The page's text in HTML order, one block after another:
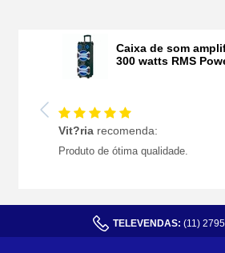
Caixa de som
300 watts RMS
Vit?riarecomenda:
Produto de ótima qualidade.
TELEVENDAS: (11)